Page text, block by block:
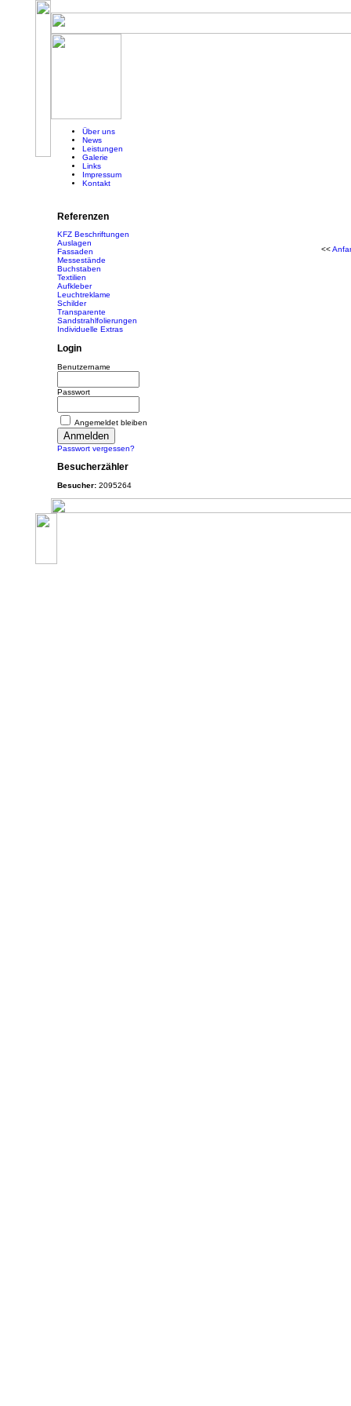
Über uns
News
Leistungen
Galerie
Links
Impressum
Kontakt
Referenzen
KFZ Beschriftungen
Auslagen
Fassaden
Messestände
Buchstaben
Textilien
Aufkleber
Leuchtreklame
Schilder
Transparente
Sandstrahlfolierungen
Individuelle Extras
Login
Benutzername
Passwort
Angemeldet bleiben
Passwort vergessen?
Besucherzähler
Besucher:2095264
<<